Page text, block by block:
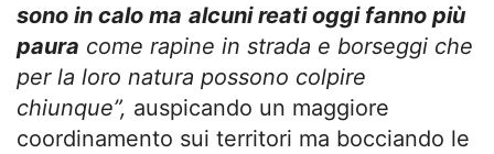
sono in calo ma alcuni reati oggi fanno più
paura come rapine in strada e borseggi che
per la loro natura possono colpire
chiunque”, auspicando un maggiore
coordinamento sui territori ma bocciando le